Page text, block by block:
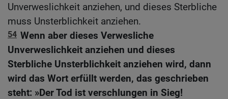
Unverweslichkeit anziehen, und dieses Sterbliche
muss Unsterblichkeit anziehen.
54 Wenn aber dieses Verwesliche
Unverweslichkeit anziehen und dieses
Sterbliche Unsterblichkeit anziehen wird, dann
wird das Wort erfüllt werden, das geschrieben
steht: »Der Tod ist verschlungen in Sieg!